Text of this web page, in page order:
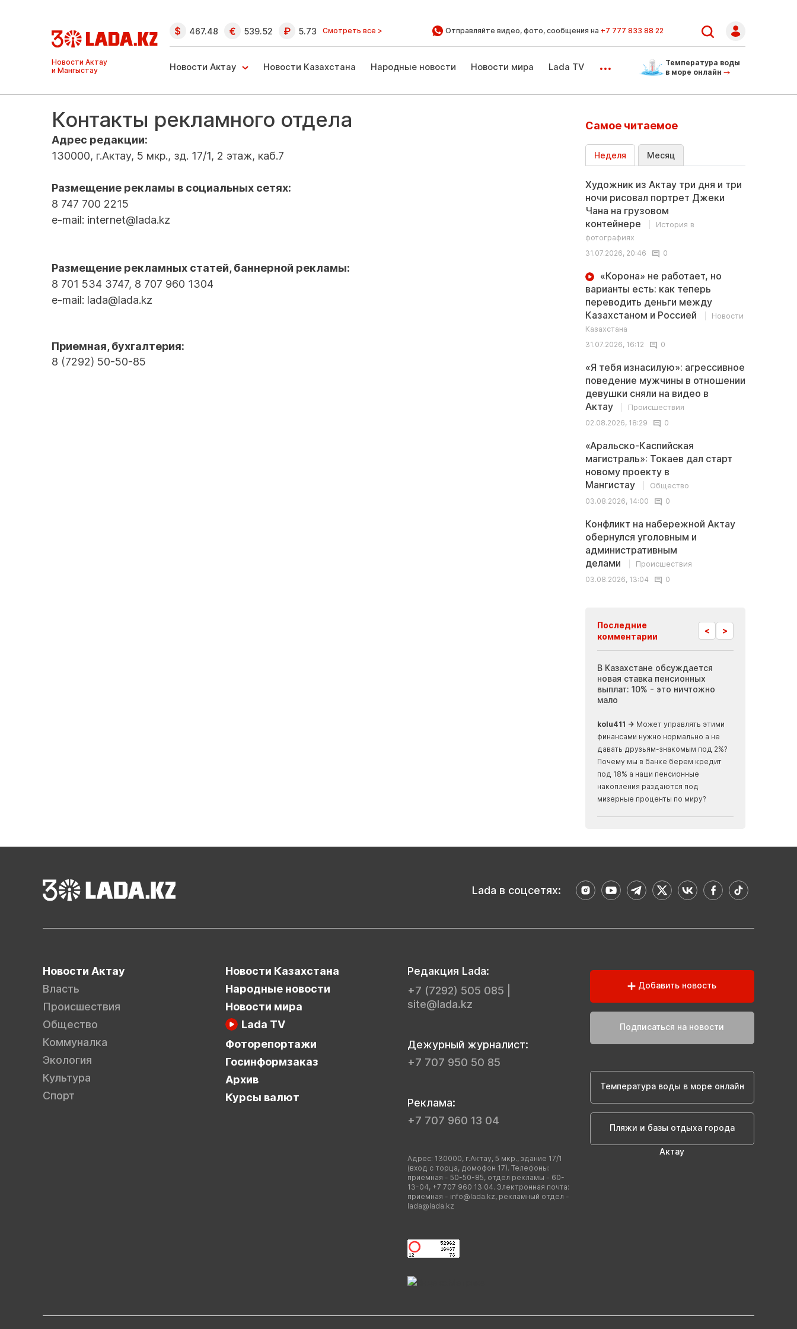
Новости Актау
и Мангыстау
467.48 539.52 5.73 Смотреть все > Отправляйте видео, фото, сообщения на +7 777 833 88 22
Новости Актау Новости Казахстана Народные новости Новости мира Lada TV ...
Температура воды
в море онлайн
Контакты рекламного отдела
Адрес редакции:
130000, г.Актау, 5 мкр., зд. 17/1, 2 этаж, каб.7
Размещение рекламы в социальных сетях:
8 747 700 2215
e-mail: internet@lada.kz
Размещение рекламных статей, баннерной рекламы:
8 701 534 3747, 8 707 960 1304
e-mail: lada@lada.kz
Приемная, бухгалтерия:
8 (7292) 50-50-85
Самое читаемое
Неделя Месяц
Художник из Актау три дня и три
ночи рисовал портрет Джеки
Чана на грузовом
контейнере
История в
фотографиях
31.07.2026, 20:46
0
«Корона» не работает, но
варианты есть: как теперь
переводить деньги между
Казахстаном и Россией
Новости
Казахстана
31.07.2026, 16:12
0
«Я тебя изнасилую»: агрессивное
поведение мужчины в отношении
девушки сняли на видео в
Актау
Происшествия
02.08.2026, 18:29
0
«Аральско-Каспийская
магистраль»: Токаев дал старт
новому проекту в
Мангистау
Общество
03.08.2026, 14:00
0
Конфликт на набережной Актау
обернулся уголовным и
административным
делами
Происшествия
03.08.2026, 13:04
0
Последние
комментарии
< >
В Казахстане обсуждается
новая ставка пенсионных
выплат: 10% - это ничтожно
мало
kolu411 → Может управлять этими
финансами нужно нормально а не
давать друзьям-знакомым под 2%?
Почему мы в банке берем кредит
под 18% а наши пенсионные
накопления раздаются под
мизерные проценты по миру?
Lada в соцсетях:
Новости Актау
Власть
Происшествия
Общество
Коммуналка
Экология
Культура
Спорт
Новости Казахстана
Народные новости
Новости мира
Lada TV
Фоторепортажи
Госинформзаказ
Архив
Курсы валют
Редакция Lada:
+7 (7292) 505 085
site@lada.kz
Дежурный журналист:
+7 707 950 50 85
Реклама:
+7 707 960 13 04
Адрес: 130000, г.Актау, 5 мкр., здание 17/1
(вход с торца, домофон 17). Телефоны:
приемная - 50-50-85, отдел рекламы - 60-
13-04, +7 707 960 13 04. Электронная почта:
приемная - info@lada.kz, рекламный отдел -
lada@lada.kz
Добавить новость
Подписаться на новости
Температура воды в море онлайн
Пляжи и базы отдыха города
Актау